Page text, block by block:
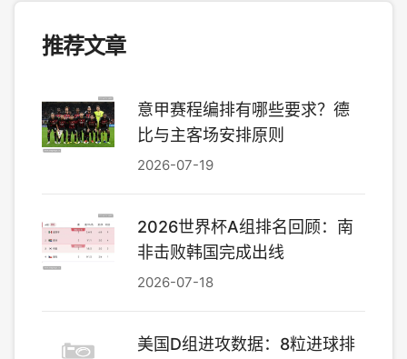
推荐文章
意甲赛程编排有哪些要求？德
比与主客场安排原则
2026-07-19
2026世界杯A组排名回顾：南
非击败韩国完成出线
2026-07-18
美国D组进攻数据：8粒进球排